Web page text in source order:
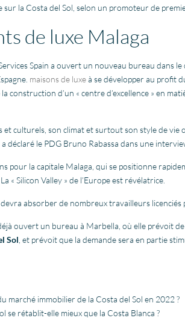
sur la Costa del Sol, selon un promoteur de
de luxe Malaga
Spain a ouvert un nouveau bureau dans
maisons de luxeà se développer au profit
construction d’un « centre d’excellence » en
et culturels, son climat et surtout son style de
déclaré le PDG Bruno Rabassa dans une
pour la capitale Malaga, qui se positionne
« Silicon Valley » de l’Europe est révélatrice.
devra absorber de nombreux travailleurs licenciés
ouvert un bureau à Marbella, où elle prévoit
Sol , et prévoit que la demande sera en partie
marché immobilier de la Costa del Sol en 2022 ?
se rétablit-elle mieux que la Costa Blanca ?